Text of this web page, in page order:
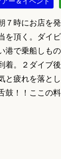
７時にお店を
を頂く。ダイ
港で乗船しも
着。２ダイブ
と疲れを落と
鼓！！ここの